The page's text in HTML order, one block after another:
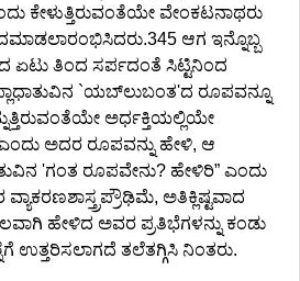
ಕೇಳುತ್ತಿರುವಂತೆಯೇ ವೇಂಕಟನಾಥರು
ಆಗ ಇನ್ನೊಬ್ಬ
ಏಟು ತಿಂದ ಸರ್ಪದಂತೆ ಸಿಟ್ಟಿನಿಂದ
ಪ್ಲಾಧಾತುವಿನ `ಯಬ್‌ಲುಬಂತ'ದ ರೂಪವನ್ನೂ
ಅರ್ಧಕ್ತಿಯಲ್ಲಿಯೇ
ಅದರ ರೂಪವನ್ನು ಹೇಳಿ, ಆ
'ಗಂತ ರೂಪವೇನು? ಹೇಳಿರಿ” ಎಂದು
ಅತಿಕ್ಲಿಷ್ಟವಾದ
ಹೇಳಿದ ಅವರ ಪ್ರತಿಭೆಗಳನ್ನು ಕಂಡು
ಉತ್ತರಿಸಲಾಗದೆ ತಲೆತಗ್ಗಿಸಿ ನಿಂತರು.